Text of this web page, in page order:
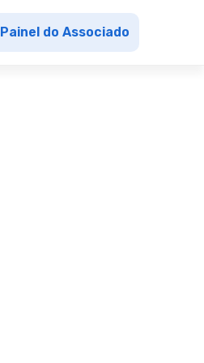
Painel do Associado